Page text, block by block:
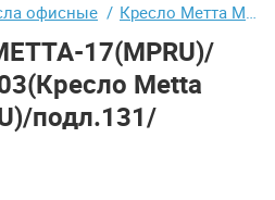
офисные Кресло Метта МЕТТА-17(MPRU)/подл.131/осн.003(Кресло Metta МЕТТА-17(MPRU)/подл.131/осн.003)
17(MPRU)/
Metta
подл.131/